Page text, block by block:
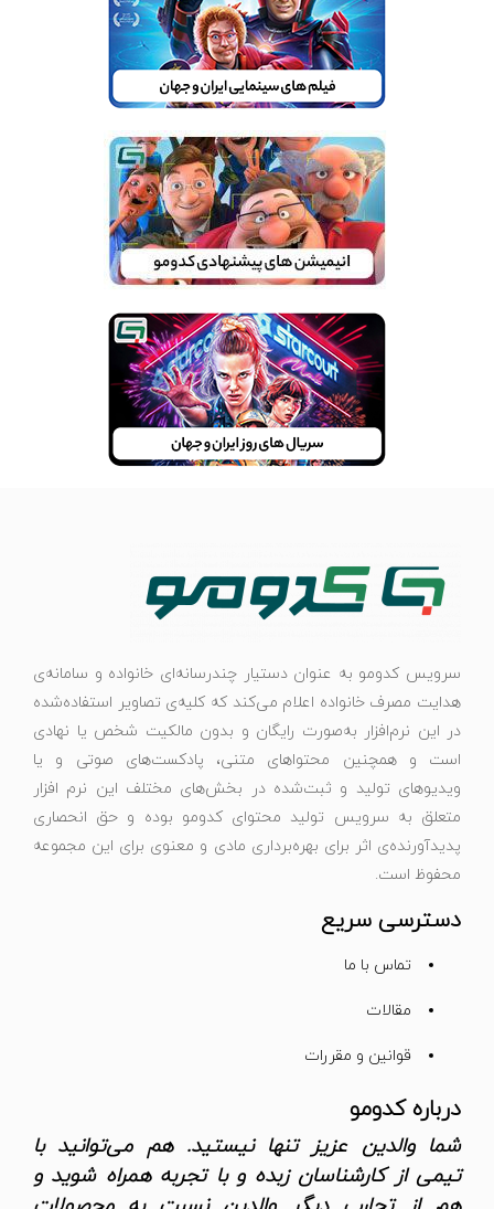
سرویس کدومو به عنوان دستیار چندرسانه‌ای خانواده و سامانه‌ی
هدایت مصرف خانواده اعلام می‌کند که کلیه‌ی تصاویر استفاده‌شده
در این نرم‌افزار به‌صورت رایگان و بدون مالکیت شخص یا نهادی
است و همچنین محتواهای متنی، پادکست‌های صوتی و یا
ویدیوهای تولید و ثبت‌شده در بخش‌های مختلف این نرم افزار
متعلق به سرویس تولید محتوای کدومو بوده و حق انحصاری
پدیدآورنده‌ی اثر برای بهره‌برداری مادی و معنوی برای این مجموعه
محفوظ است.
دسترسی سریع
تماس با ما
مقالات
قوانین و مقررات
درباره کدومو
شما والدین عزیز تنها نیستید. هم می‌توانید با
تیمی از کارشناسان زبده و با تجربه همراه شوید و